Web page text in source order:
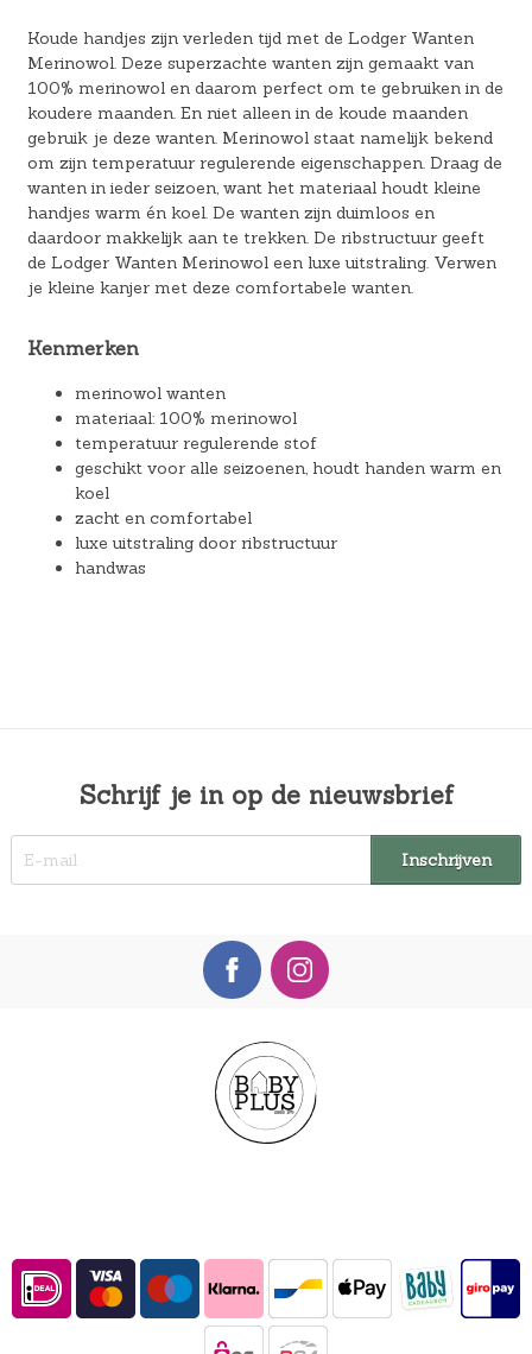
Koude handjes zijn verleden tijd met de Lodger Wanten
Merinowol. Deze superzachte wanten zijn gemaakt van
100% merinowol en daarom perfect om te gebruiken in de
koudere maanden. En niet alleen in de koude maanden
gebruik je deze wanten. Merinowol staat namelijk bekend
om zijn temperatuur regulerende eigenschappen. Draag de
wanten in ieder seizoen, want het materiaal houdt kleine
handjes warm én koel. De wanten zijn duimloos en
daardoor makkelijk aan te trekken. De ribstructuur geeft
de Lodger Wanten Merinowol een luxe uitstraling. Verwen
je kleine kanjer met deze comfortabele wanten.
Kenmerken
merinowol wanten
materiaal: 100% merinowol
temperatuur regulerende stof
geschikt voor alle seizoenen, houdt handen warm en
koel
zacht en comfortabel
luxe uitstraling door ribstructuur
handwas
Schrijf je in op de nieuwsbrief